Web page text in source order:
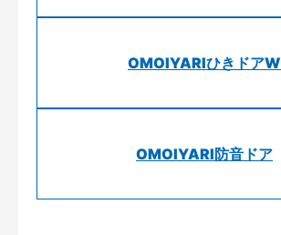
OMOIYARIひきドアW
OMOIYARI防音ドア